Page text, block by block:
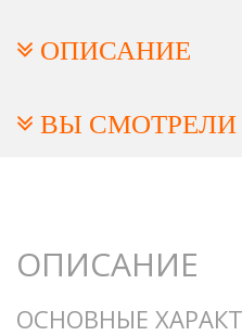
ОПИСАНИЕ
ВЫ СМОТРЕЛИ
ОПИСАНИЕ
ОСНОВНЫЕ